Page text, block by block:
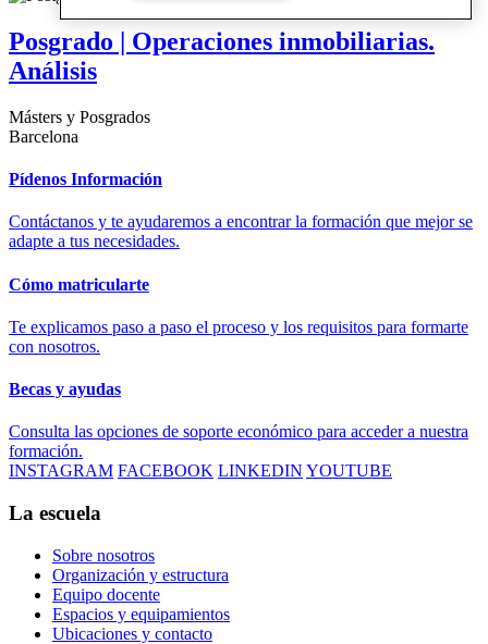
Posgrado | Operaciones inmobiliarias.
Análisis
Másters y Posgrados
Barcelona
Pídenos Información
Contáctanos y te ayudaremos a encontrar la formación que mejor se
adapte a tus necesidades.
Cómo matricularte
Te explicamos paso a paso el proceso y los requisitos para formarte
con nosotros.
Becas y ayudas
Consulta las opciones de soporte económico para acceder a nuestra
formación.
INSTAGRAM FACEBOOK LINKEDIN YOUTUBE
La escuela
Sobre nosotros
Organización y estructura
Equipo docente
Espacios y equipamientos
Ubicaciones y contacto